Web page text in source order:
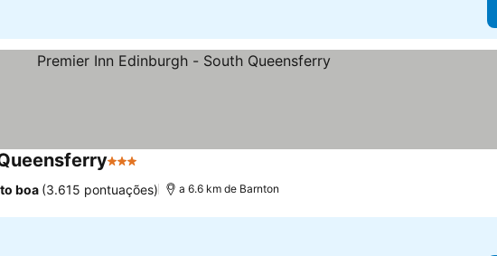
3 Estrelas
boa (3.615 pontuações) a 6.6 km de Barnton